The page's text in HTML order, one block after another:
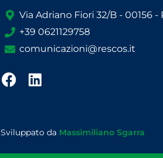
Via Adriano Fiori 32/B - 00156 -
+39 0621129758
comunicazioni@rescos.it
Sviluppato da Massimiliano Sgarra